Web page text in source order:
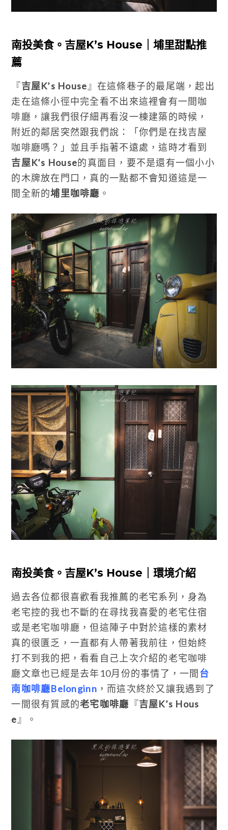
南投美食。吉屋K’s House｜埔里甜點推
薦
『吉屋K’s House』在這條巷子的最尾端，起出
走在這條小徑中完全看不出來這裡會有一間咖
啡廳，讓我們很仔細再看沒一棟建築的時候，
附近的鄰居突然跟我們說：「你們是在找吉屋
咖啡廳嗎？」並且手指著不遠處，這時才看到
吉屋K’s House的真面目，要不是還有一個小小
的木牌放在門口，真的一點都不會知道這是一
間全新的埔里咖啡廳 。
南投美食。吉屋K’s House｜環境介紹
過去各位都很喜歡看我推薦的老宅系列，身為
老宅控的我也不斷的在尋找我喜愛的老宅住宿
或是老宅咖啡廳，但這陣子中對於這樣的素材
真的很匱乏，一直都有人帶著我前往，但始終
打不到我的把，看看自己上次介紹的老宅咖啡
廳文章也已經是去年10月份的事情了，一間 台
南咖啡廳Belonginn ，而這次終於又讓我遇到了
一間很有質感的老宅咖啡廳 『吉屋K’s Hous
e 』。